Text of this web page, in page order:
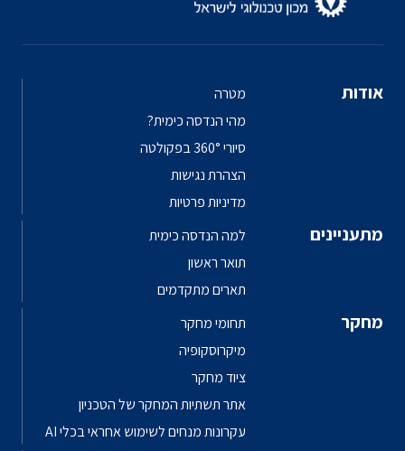
אודות
מטרה
מהי הנדסה כימית?
סיורי 360° בפקולטה
הצהרת נגישות
מדיניות פרטיות
מתעניינים
למה הנדסה כימית
תואר ראשון
תארים מתקדמים
מחקר
תחומי מחקר
מיקרוסקופיה
ציוד מחקר
אתר תשתיות המחקר של הטכניון
עקרונות מנחים לשימוש אחראי בכלי AI